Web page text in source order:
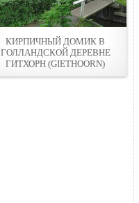
КИРПИЧНЫЙ ДОМИК В
ГОЛЛАНДСКОЙ ДЕРЕВНЕ
ГИТХОРН (GIETHOORN)